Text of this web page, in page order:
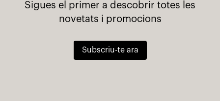
Sigues el primer a descobrir totes les
novetats i promocions
Subscriu-te ara